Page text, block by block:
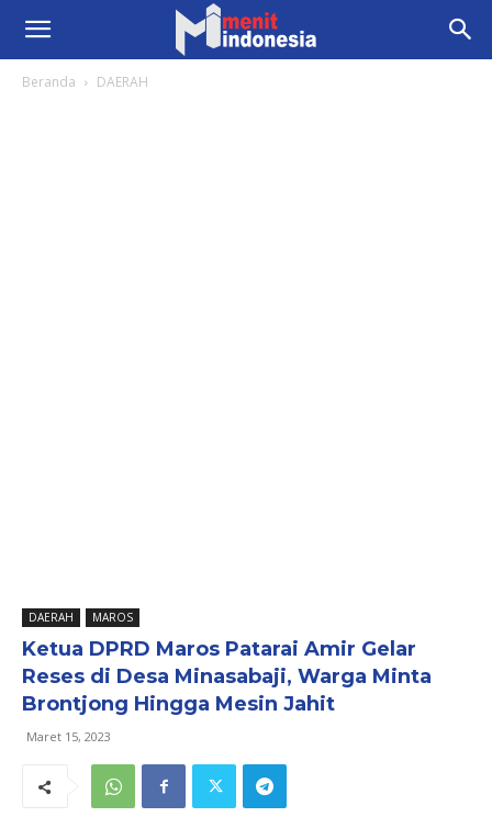
Beranda DAERAH
DAERAH MAROS
Ketua DPRD Maros Patarai Amir Gelar
Reses di Desa Minasabaji, Warga Minta
Brontjong Hingga Mesin Jahit
Maret 15, 2023